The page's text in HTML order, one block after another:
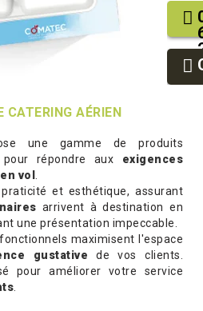
CATERING AÉRIEN
une gamme de produits
pour répondre aux exigences
vol
et esthétique, assurant
arrivent à destination en
une présentation impeccable.
maximisent l'espace
gustative de vos clients.
pour améliorer votre service